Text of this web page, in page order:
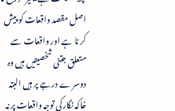
اصل مقصد واقعات کو پیش
کرنا ہے اور واقعات سے
متعلق جتنی شخصیتیں ہیں وہ
دوسرے درجے پر ہیں البتہ
خاکہ نگارکی توجہ واقعات پر نہ